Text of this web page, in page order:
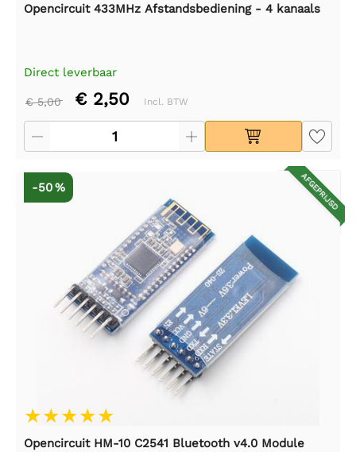
Opencircuit 433MHz Afstandsbediening - 4 kanaals
Direct leverbaar
€ 5,00 € 2,50 Incl. BTW
AFGEPRIJSD
-50 %
Opencircuit HM-10 C2541 Bluetooth v4.0 Module